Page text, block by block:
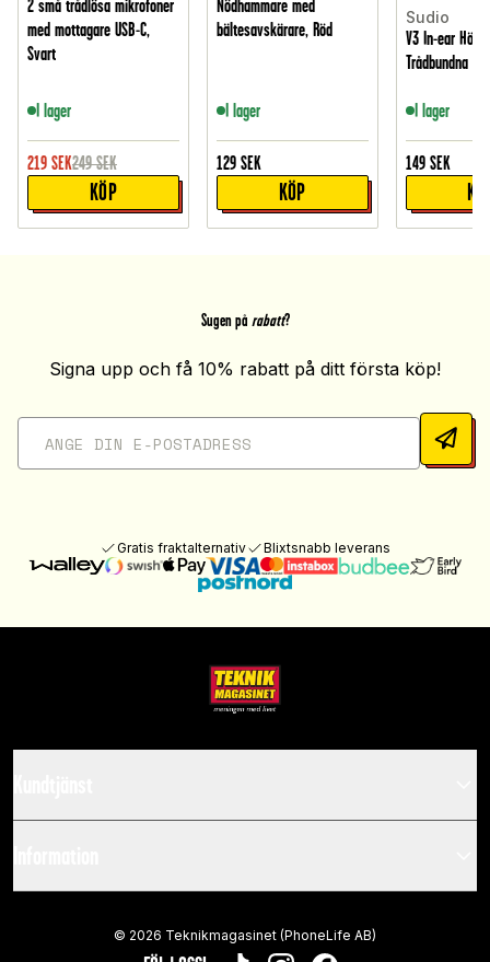
2 små trådlösa mikrofoner
med mottagare USB-C,
Svart
I lager
219 SEK249 SEK
KÖP
Nödhammare med
bältesavskärare, Röd
I lager
129 SEK
KÖP
Sudio
V3 In-ear
Trådbundna
I lager
149 SEK
Sugen på rabatt?
Signa upp och få 10% rabatt på ditt första köp!
Gratis fraktalternativ Blixtsnabb leverans
© 2026 Teknikmagasinet (PhoneLife AB)